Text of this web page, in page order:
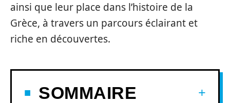
ainsi que leur place dans l’histoire de la
Grèce, à travers un parcours éclairant et
riche en découvertes.
SOMMAIRE